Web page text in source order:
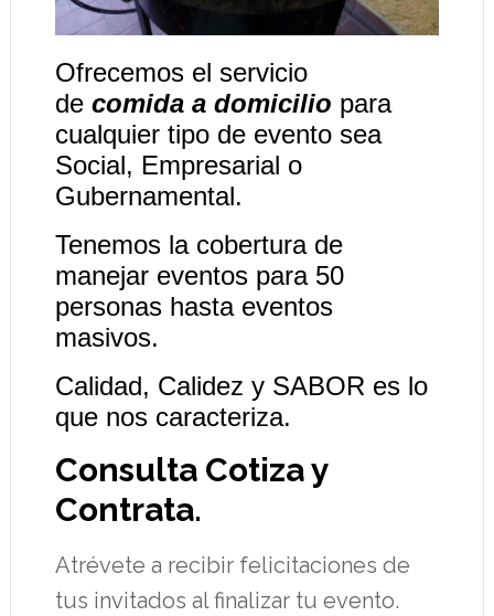
Ofrecemos el servicio
de comida a domicilio para
cualquier tipo de evento sea
Social, Empresarial o
Gubernamental.
Tenemos la cobertura de
manejar eventos para 50
personas hasta eventos
masivos.
Calidad, Calidez y SABOR es lo
que nos caracteriza.
Consulta Cotiza y
Contrata.
Atrévete a recibir felicitaciones de
tus invitados al finalizar tu evento.